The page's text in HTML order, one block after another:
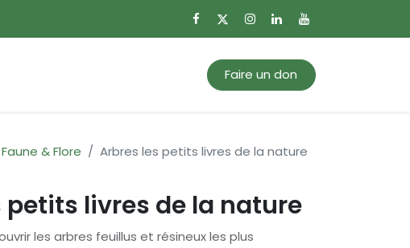
Faire un don
Faune & Flore Arbres les petits livres de la nature
petits livres de la nature
les arbres feuillus et résineux les plus